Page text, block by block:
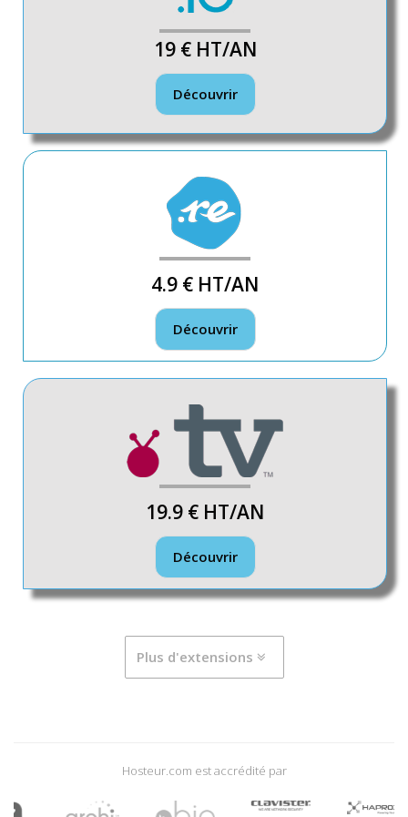
19 € HT/AN
Découvrir
4.9 € HT/AN
Découvrir
19.9 € HT/AN
Découvrir
Plus d'extensions
Hosteur.com est accrédité par